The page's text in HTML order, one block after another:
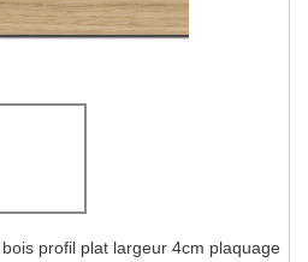
profil plat largeur 4cm plaquage